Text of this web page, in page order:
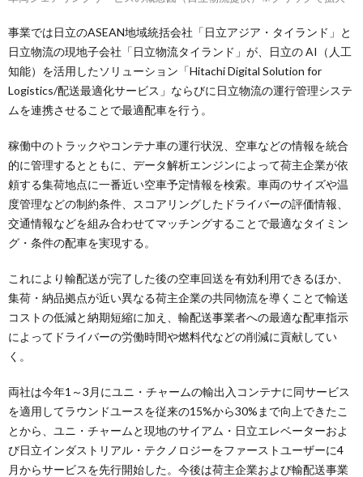
事業では日立のASEAN地域統括会社「日立アジア・タイランド」と
日立物流の現地子会社「日立物流タイランド」が、日立の AI（人工
知能）を活用したソリューション「Hitachi Digital Solution for
Logistics/配送最適化サービス」ならびに日立物流の運行管理システ
ムを連携させることで最適配車を行う。
稼働中のトラックやコンテナ車の運行状況、空車などの情報を統合
的に管理するとともに、データ解析エンジンによって荷主企業が依
頼する集荷地点に一番近い空車予定情報を検索。車両のサイズや温
度管理などの制約条件、スコアリングしたドライバーの評価情報、
交通情報などを組み合わせてマッチングすることで最適なタイミン
グ・条件の配車を実現する。
これにより輸配送が完了した後の空車回送を有効利用できるほか、
集荷・納品拠点が近い異なる荷主企業の共同物流を導くことで輸送
コストの低減と納期短縮に加え、輸配送事業者への最適な配車指示
によってドライバーの労働時間や燃料代などの削減に貢献してい
く。
両社は今年1～3月にユニ・チャームの輸出入コンテナに同サービス
を適用してラウンドユースを従来の15%から30%まで向上できたこ
とから、ユニ・チャームと現地のサイアム・日立エレベーターおよ
び日立インダストリアル・テクノロジーをファーストユーザーに4
月からサービスを先行開始した。今後は荷主企業および輸配送事業